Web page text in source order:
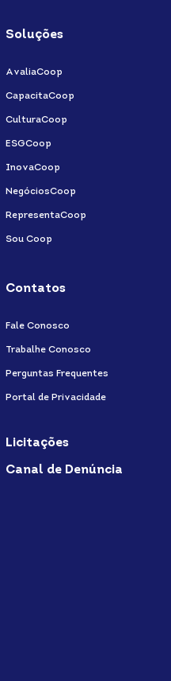
instagram
youtube
Soluções
AvaliaCoop
CapacitaCoop
CulturaCoop
ESGCoop
InovaCoop
NegóciosCoop
RepresentaCoop
Sou Coop
Contatos
Fale Conosco
Trabalhe Conosco
Perguntas Frequentes
Portal de Privacidade
Licitações
Canal de Denúncia